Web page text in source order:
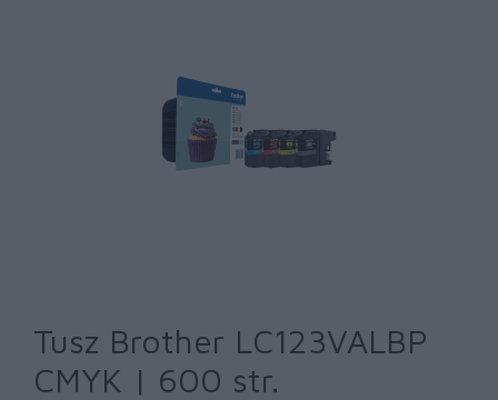
Tusz Brother LC123VALBP
CMYK | 600 str.